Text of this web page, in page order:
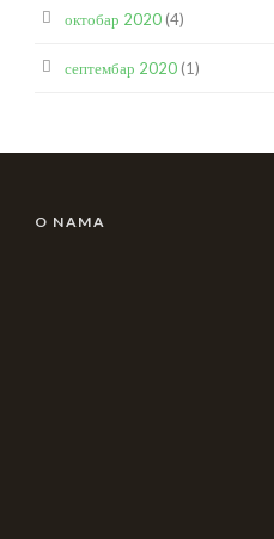
октобар 2020 (4)
септембар 2020 (1)
O NAMA